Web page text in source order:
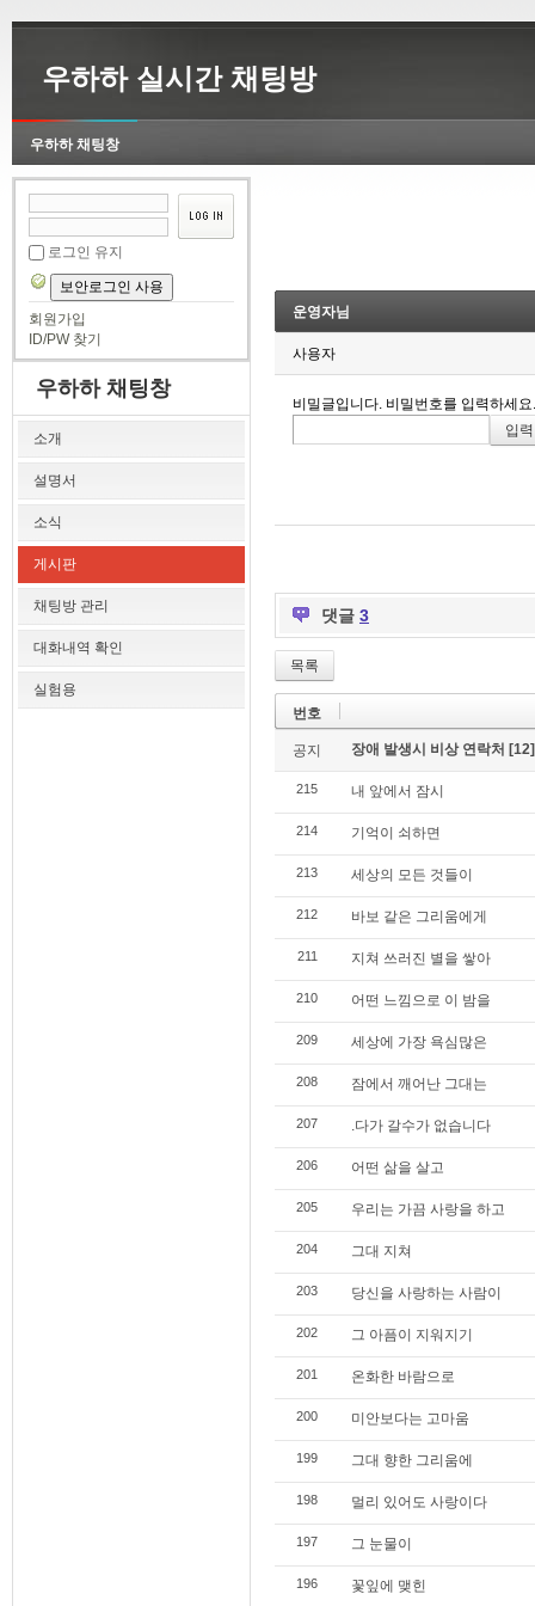
우하하 실시간 채팅방
우하하 채팅창
로그인 유지
보안로그인 사용
회원가입
ID/PW 찾기
우하하 채팅창
소개
설명서
소식
게시판
채팅방 관리
대화내역 확인
실험용
운영자님
사용자
비밀글입니다. 비밀번호를 입력하세요.
댓글 3
목록
번호
공지 장애 발생시 비상 연락처 [12]
215 내 앞에서 잠시
214 기억이 쇠하면
213 세상의 모든 것들이
212 바보 같은 그리움에게
211 지쳐 쓰러진 별을 쌓아
210 어떤 느낌으로 이 밤을
209 세상에 가장 욕심많은
208 잠에서 깨어난 그대는
207 .다가 갈수가 없습니다
206 어떤 삶을 살고
205 우리는 가끔 사랑을 하고
204 그대 지쳐
203 당신을 사랑하는 사람이
202 그 아픔이 지워지기
201 온화한 바람으로
200 미안보다는 고마움
199 그대 향한 그리움에
198 멀리 있어도 사랑이다
197 그 눈물이
196 꽃잎에 맺힌